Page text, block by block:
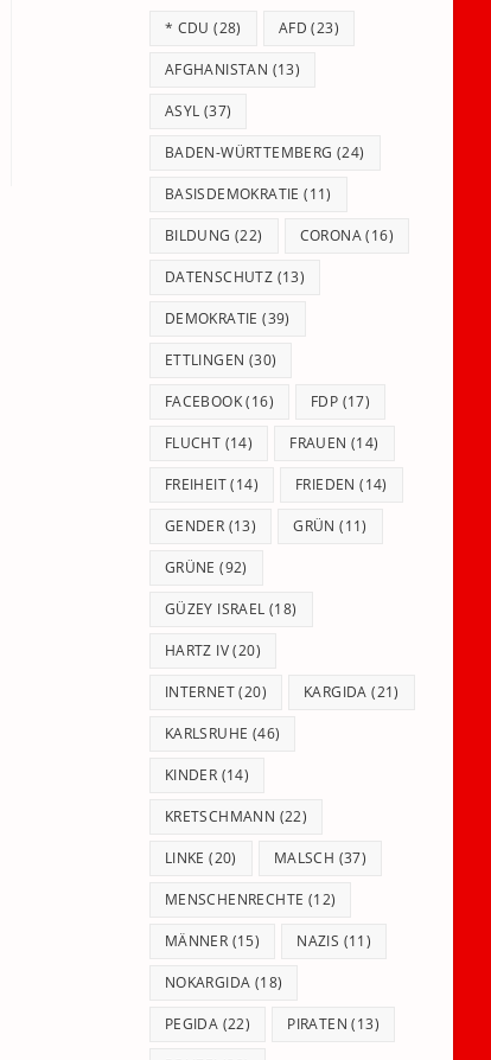
* CDU (28) AFD (23)
AFGHANISTAN (13)
ASYL (37)
BADEN-WÜRTTEMBERG (24)
BASISDEMOKRATIE (11)
BILDUNG (22) CORONA(16)
DATENSCHUTZ (13)
DEMOKRATIE (39)
ETTLINGEN (30)
FACEBOOK(16) FDP (17)
FLUCHT (14) FRAUEN (14)
FREIHEIT(14) FRIEDEN (14)
GENDER (13) GRÜN (11)
GRÜNE (92)
GÜZEY ISRAEL (18)
HARTZ IV(20)
INTERNET(20) KARGIDA (21)
KARLSRUHE (46)
KINDER (14)
KRETSCHMANN (22)
LINKE (20) MALSCH (37)
MENSCHENRECHTE (12)
MÄNNER (15) NAZIS (11)
NOKARGIDA (18)
PEGIDA (22) PIRATEN (13)